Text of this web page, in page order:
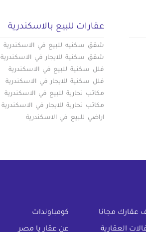
عقارات للبيع بالاسكندرية
شقق سكنيه للبيع في الاسكندرية
شقق سكنية للايجار في الاسكندرية
فلل سكنية للبيع في الاسكندرية
فلل سكنية للايجار في الاسكندرية
مكاتب تجارية للبيع في الاسكندرية
مكاتب تجارية للايجار في الاسكندرية
اراضي للبيع في الاسكندرية
عقارك مجانا كومباوندات
العقارية عن عقار يا مصر